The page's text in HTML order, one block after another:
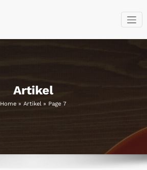
Artikel
Home » Artikel » Page 7